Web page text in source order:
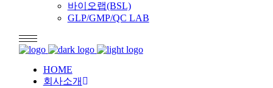
바이오랩(BSL)
GLP/GMP/QC LAB
HOME
회사소개